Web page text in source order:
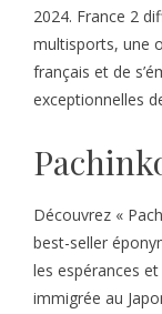
2024. France 2
multisports, une
français et de
exceptionnelles
Découvrez «
best-seller
les espérances
immigrée au